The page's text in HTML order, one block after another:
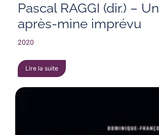
Pascal RAGGI (dir.) – Un
après-mine imprévu
2020
Lire la suite